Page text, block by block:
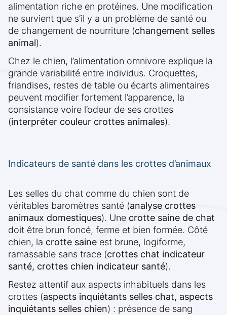
alimentation riche en protéines. Une modification
ne survient que s’il y a un problème de santé ou
de changement de nourriture (changement selles
animal).
Chez le chien, l’alimentation omnivore explique la
grande variabilité entre individus. Croquettes,
friandises, restes de table ou écarts alimentaires
peuvent modifier fortement l’apparence, la
consistance voire l’odeur de ses crottes
(interpréter couleur crottes animales).
Indicateurs de santé dans les crottes d’animaux
Les selles du chat comme du chien sont de
véritables baromètres santé (analyse crottes
animaux domestiques). Une crotte saine de chat
doit être brun foncé, ferme et bien formée. Côté
chien, la crotte saine est brune, logiforme,
ramassable sans trace (crottes chat indicateur
santé, crottes chien indicateur santé).
Restez attentif aux aspects inhabituels dans les
crottes (aspects inquiétants selles chat, aspects
inquiétants selles chien) : présence de sang